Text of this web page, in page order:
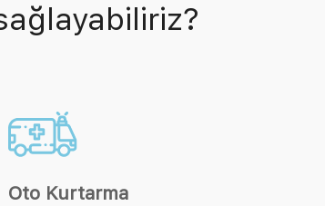
Oto Kurtarma